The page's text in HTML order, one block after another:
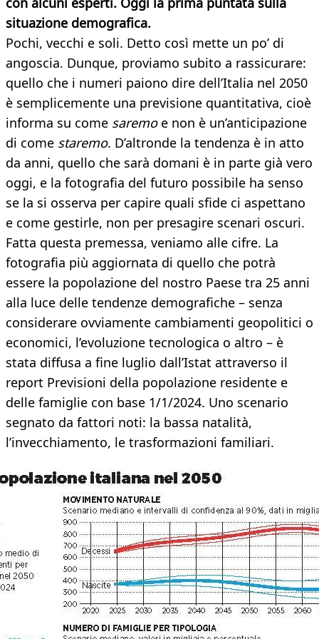
situazione demografica.
Pochi, vecchi e soli. Detto così mette un po’ di
angoscia. Dunque, proviamo subito a rassicurare:
quello che i numeri paiono dire dell’Italia nel 2050
è semplicemente una previsione quantitativa, cioè
informa su come saremoe non è un’anticipazione
di come staremo. D’altronde la tendenza è in atto
da anni, quello che sarà domani è in parte già vero
oggi, e la fotografia del futuro possibile ha senso
se la si osserva per capire quali sfide ci aspettano
e come gestirle, non per presagire scenari oscuri.
Fatta questa premessa, veniamo alle cifre. La
fotografia più aggiornata di quello che potrà
essere la popolazione del nostro Paese tra 25 anni
alla luce delle tendenze demografiche – senza
considerare ovviamente cambiamenti geopolitici o
economici, l’evoluzione tecnologica o altro – è
stata diffusa a fine luglio dall’Istat attraverso il
report Previsioni della popolazione residente e
delle famiglie con base 1/1/2024. Uno scenario
segnato da fattori noti: la bassa natalità,
l’invecchiamento, le trasformazioni familiari.